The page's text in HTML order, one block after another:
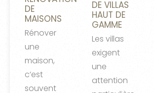
DE
MAISONS
Rénover
une
maison,
c’est
souvent
DE VILLAS
HAUT DE
GAMME
Les villas
exigent
une
attention